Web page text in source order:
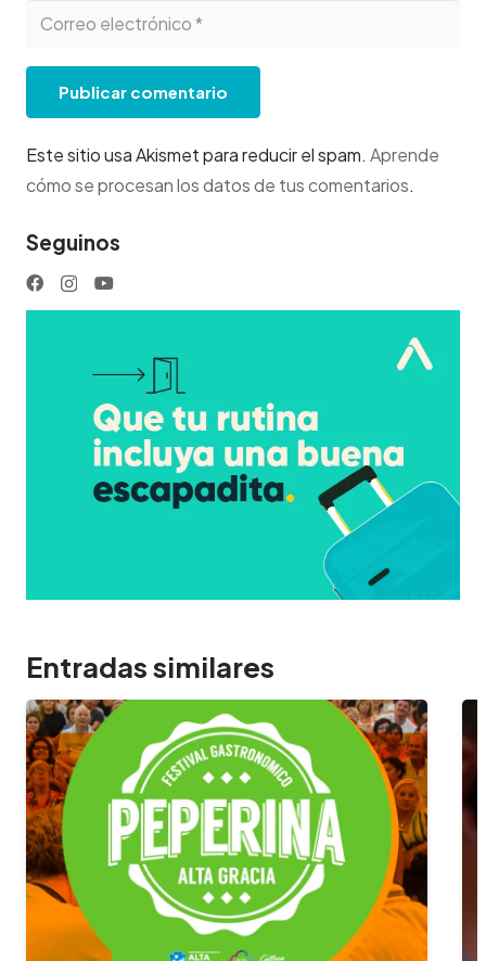
Publicar comentario
Este sitio usa Akismet para reducir el spam. Aprende
cómo se procesan los datos de tus comentarios.
Seguinos
Entradas similares